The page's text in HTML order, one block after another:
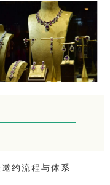
约流程与体系